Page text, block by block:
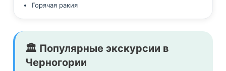
Горячая ракия
🏛️ Популярные экскурсии в
Черногории